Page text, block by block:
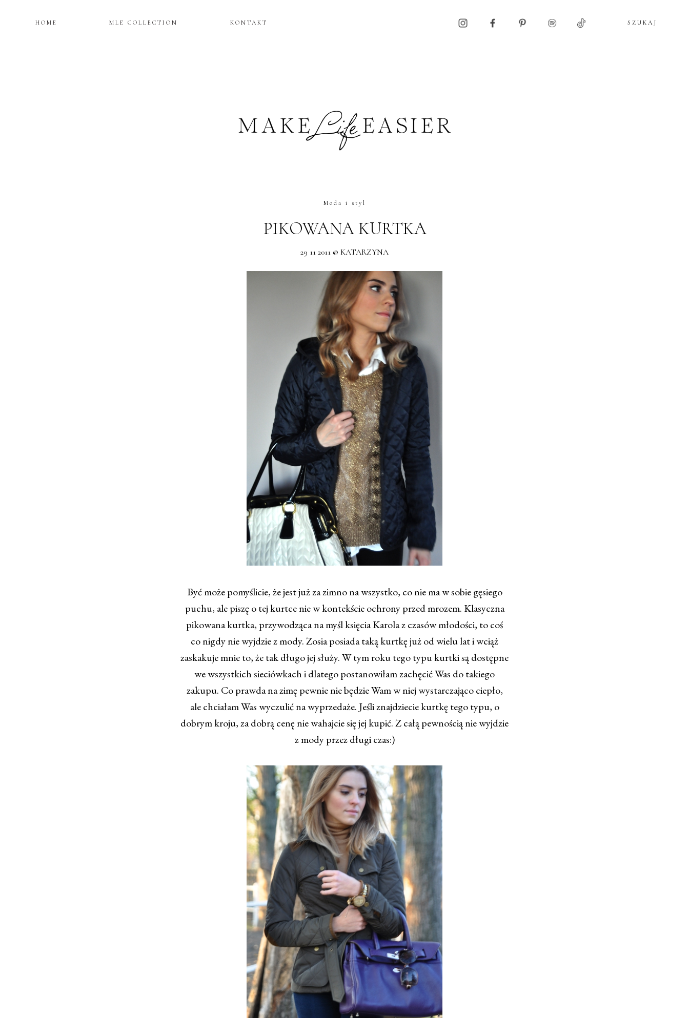
HOME MLE COLLECTION KONTAKT
Moda i styl
PIKOWANA KURTKA
29 11 2011 @ KATARZYNA
Być może pomyślicie, że jest już za zimno na wszystko, co nie ma w sobie gęsiego
puchu, ale piszę o tej kurtce nie w kontekście ochrony przed mrozem. Klasyczna
pikowana kurtka, przywodząca na myśl księcia Karola z czasów młodości, to coś
co nigdy nie wyjdzie z mody. Zosia posiada taką kurtkę już od wielu lat i wciąż
zaskakuje mnie to, że tak długo jej służy. W tym roku tego typu kurtki są dostępne
we wszystkich sieciówkach i dlatego postanowiłam zachęcić Was do takiego
zakupu. Co prawda na zimę pewnie nie będzie Wam w niej wystarczająco ciepło,
ale chciałam Was wyczulić na wyprzedaże. Jeśli znajdziecie kurtkę tego typu, o
dobrym kroju, za dobrą cenę nie wahajcie się jej kupić. Z całą pewnością nie wyjdzie
z mody przez długi czas:)